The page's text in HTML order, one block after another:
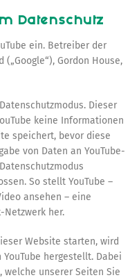
Datenschutz
ein. Betreiber der
Gordon House,
Dieser
keine Informationen
speichert, bevor diese
von Daten an YouTube-
So stellt YouTube –
ansehen – eine
Netzwerk her.
Website starten, wird
hergestellt. Dabei
welche unserer Seiten Sie